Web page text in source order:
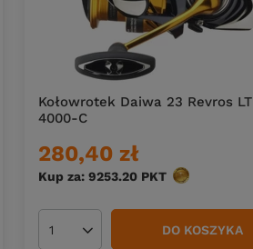
Kołowrotek Daiwa 23 Revros LT
4000-C
280,40 zł
Kup za: 9253.20 PKT punktów
Ilość produktów DO KOSZYKA